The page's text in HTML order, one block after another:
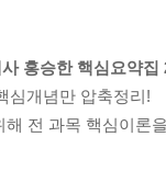
홍승한 핵심요약
심개념만 압축정리!
전 과목 핵심이론